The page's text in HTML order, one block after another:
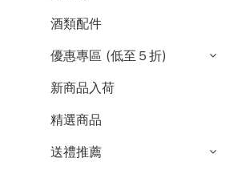
酒類配件
優惠專區 (低至５折)
新商品入荷
精選商品
送禮推薦